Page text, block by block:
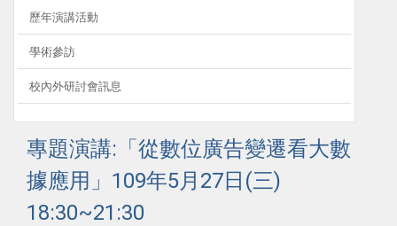
歷年演講活動
學術參訪
校內外研討會訊息
專題演講:「從數位廣告變遷看大數
據應用 」109年5月27日(三)
18:30~21:30